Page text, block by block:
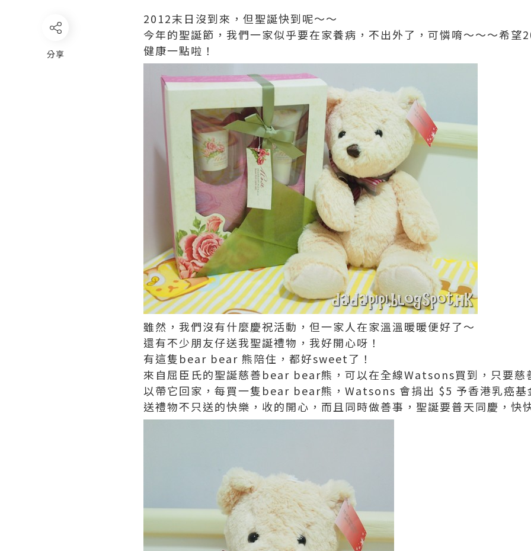
分享
2012末日沒到來，但聖誕快到呢～～
今年的聖誕節，我們一家似乎要在家養病，不出外了，可憐唷～～～希望
健康一點啦！
雖然，我們沒有什麼慶祝活動，但一家人在家溫溫暖暖便好了～
還有不少朋友仔送我聖誕禮物，我好開心呀！
有這隻bear bear 熊陪住，都好sweet了！
來自屈臣氏的聖誕慈善bear bear熊，可以在全線Watsons買到，只要慈
以帶它回家，每買一隻bear bear熊，Watsons 會捐出 $5 予香港乳癌基
送禮物不只送的快樂，收的開心，而且同時做善事，聖誕要普天同慶，快